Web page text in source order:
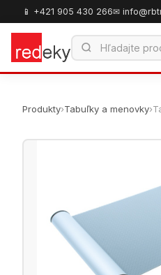
📱 +421 905 430 266✉
Produkty›Tabuľky a menovky›